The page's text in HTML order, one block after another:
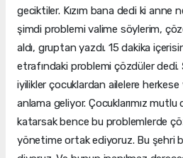
geciktiler. Kızım bana dedi ki anne
şimdi problemi valime söylerim,
aldı, gruptan yazdı. 15 dakika
etrafındaki problemi çözdüler
iyilikler çocuklardan ailelere herkese
anlama geliyor. Çocuklarımız
katarsak bence bu problemlerde
yönetime ortak ediyoruz. Bu şehri